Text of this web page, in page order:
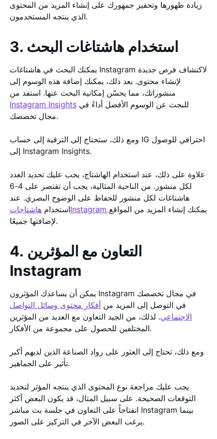
زيادة ظهورها وتحفيز جمهورك على إنشاء المزيد من المحتوى
الذي ينتجه المستخدمون.
3. استخدام هاشتاغات البحث
يمكنك البحث في هاشتاغات Instagram لاكتشاف فرص جديدة
لإنشاء محتوى. بعد ذلك، يمكنك إضافة هذه الوسوم إلى
منشوراتك، مما يحسّن إمكانية البحث عنها. استفد من
Instagram Insights
مجال تخصصك.
ومع ذلك، ستحتاج إلى الترقية إلى حساب IG احترافي للوصول
إلى Instagram Insights.
علاوة على ذلك، عند استخدام الهاشتاج، يجب عليك تحديد العدد
لكل منشور. من الناحية المثالية، يجب أن تقتصر على 4-6
هاشتاغات لكل منشور للحفاظ على الوضوح البصري. عند
استخدامهاشتاجاتInstagram يمكنك إنشاء المزيد من المواقع
لإضافتها جميعًا.
4. التعاون مع المؤثرين
Instagram
يمكن أن يساعدك المؤثرون Instagram في مجال تخصصك
في التوصل إلى المزيد من أفكار محتوى وسائل التواصل
الاجتماعي. لذلك، من الجيد التعاون مع العديد من المؤثرين
المختلفين للحصول على مجموعة من الأفكار.
ومع ذلك، تحتاج إلى العثور على رواد الصناعة الذين لديهم أكبر
تأثير على الجماهير.
يجب عليك مراجعة نوع المحتوى الذي ينتجه المؤثر لتحديد
التوقعات الصحيحة. على سبيل المثال، قد يكون البعض أكثر
انفتاحاً على التعاون في جلسة بث مباشر Instagram بينما
يرغب البعض الآخر في التركيز على الصور.